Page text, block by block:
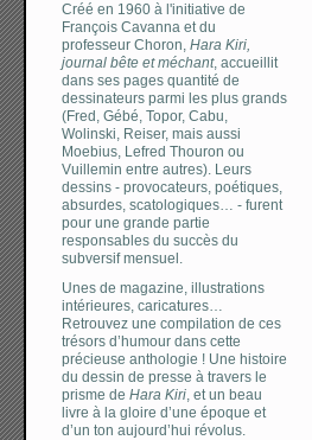
Créé en 1960 à l'initiative de
François Cavanna et du
professeur Choron, Hara Kiri,
journal bête et méchant, accueillit
dans ses pages quantité de
dessinateurs parmi les plus grands
(Fred, Gébé, Topor, Cabu,
Wolinski, Reiser, mais aussi
Moebius, Lefred Thouron ou
Vuillemin entre autres). Leurs
dessins - provocateurs, poétiques,
absurdes, scatologiques… - furent
pour une grande partie
responsables du succès du
subversif mensuel.
Unes de magazine, illustrations
intérieures, caricatures…
Retrouvez une compilation de ces
trésors d’humour dans cette
précieuse anthologie ! Une histoire
du dessin de presse à travers le
prisme de Hara Kiri, et un beau
livre à la gloire d’une époque et
d’un ton aujourd’hui révolus.